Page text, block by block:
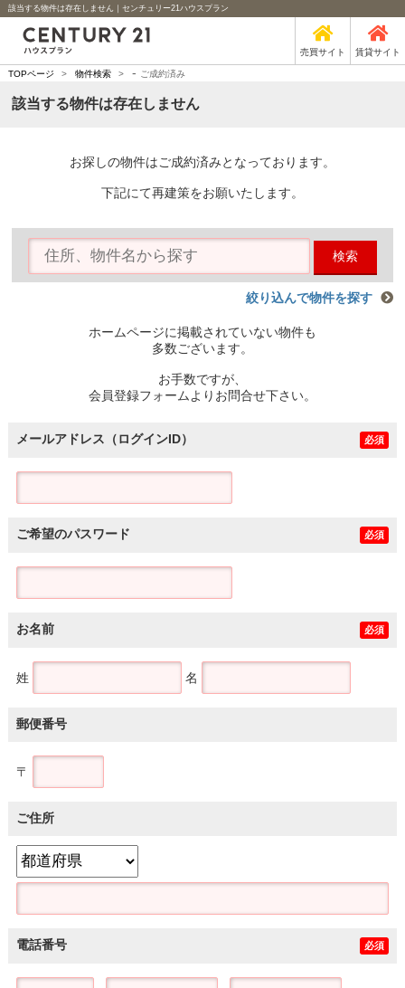
該当する物件は存在しません｜センチュリー21ハウスプラン
売買サイト 賃貸サイト
TOPページ > 物件検索 > - ご成約済み
該当する物件は存在しません
お探しの物件はご成約済みとなっております。
下記にて再建策をお願いたします。
検索
絞り込んで物件を探す
ホームページに掲載されていない物件も
多数ございます。
お手数ですが、
会員登録フォームよりお問合せ下さい。
メールアドレス（ログインID） 必須
ご希望のパスワード 必須
お名前 必須
姓 名
郵便番号
〒
ご住所
電話番号 必須